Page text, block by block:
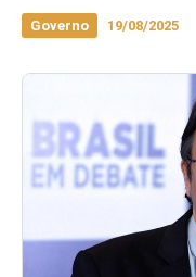
Governo 19/08/2025